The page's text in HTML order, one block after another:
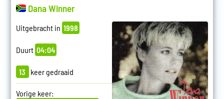
Dana Winner
Uitgebracht in 1998
Duurt 04:04
13 keer gedraaid
Vorige keer: